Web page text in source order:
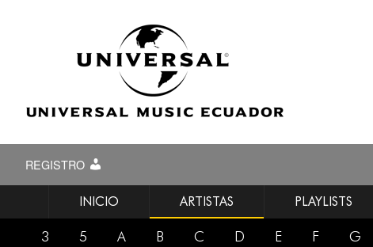
REGISTRO
INICIO ARTISTAS PLAYLISTS
3 5 A B C D E F G